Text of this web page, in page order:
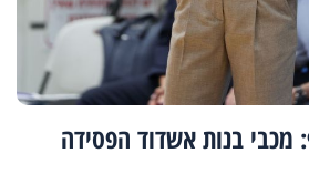
מכבי בנות אשדוד הפסידה